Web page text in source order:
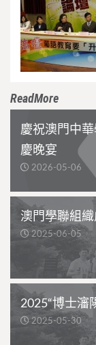
ReadMore
慶祝澳門中
慶晚宴
2026-05-06
澳門學聯組
2025-06-05
2025“博士瀋
2025-05-30